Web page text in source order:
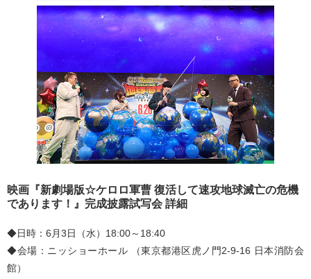
映画『新劇場版☆ケロロ軍曹 復活して速攻地球滅亡の危機
であります！』完成披露試写会 詳細
◆日時：6月3日（水）18:00～18:40
◆会場：ニッショーホール （東京都港区虎ノ門2-9-16 日本消防会
館）